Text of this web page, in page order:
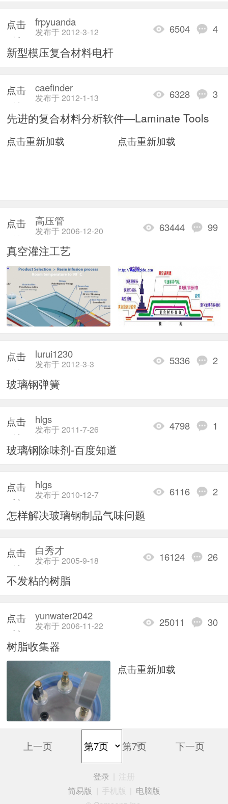
点击
重新
加载
6504 4
frpyuanda
发布于 2012-3-12
新型模压复合材料电杆
点击
重新
加载
6328 3
caefinder
发布于 2012-1-13
先进的复合材料分析软件—Laminate Tools
点击重新加载 点击重新加载
点击
重新
加载
63444 99
高压管
发布于 2006-12-20
真空灌注工艺
点击
重新
加载
5336 2
lurui1230
发布于 2012-3-3
玻璃钢弹簧
点击
重新
加载
4798 1
hlgs
发布于 2011-7-26
玻璃钢除味剂-百度知道
点击
重新
加载
6116 2
hlgs
发布于 2010-12-7
怎样解决玻璃钢制品气味问题
点击
重新
加载
16124 26
白秀才
发布于 2005-9-18
不发粘的树脂
点击
重新
加载
25011 30
yunwater2042
发布于 2006-11-22
树脂收集器
点击重新加载
上一页 第7页 下一页
登录
注册
简易版
手机版
电脑版